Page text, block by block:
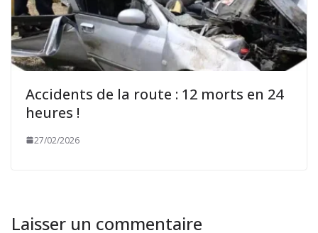
Accidents de la route : 12 morts en 24
heures !
27/02/2026
Laisser un commentaire